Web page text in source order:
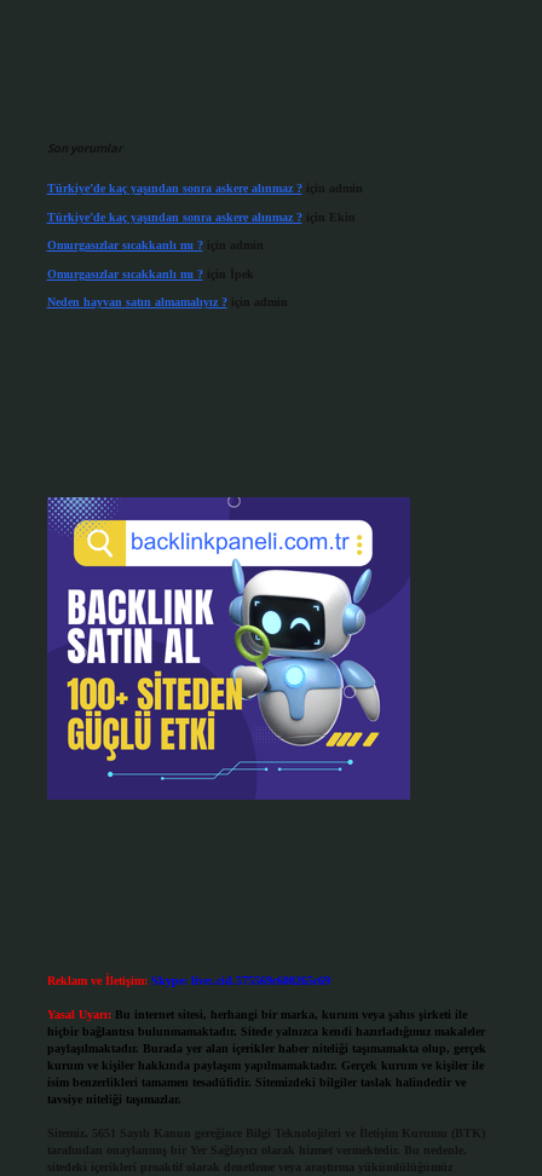
Son yorumlar
Türkiye’de kaç yaşından sonra askere alınmaz ?için admin
Türkiye’de kaç yaşından sonra askere alınmaz ?için Ekin
Omurgasızlar sıcakkanlı mı ?için admin
Omurgasızlar sıcakkanlı mı ?için İpek
Neden hayvan satın almamalıyız ?için admin
Reklam ve İletişim: Skype: live:.cid.575569c608265c69
Yasal Uyarı: Bu internet sitesi, herhangi bir marka, kurum veya şahıs şirketi ile
hiçbir bağlantısı bulunmamaktadır. Sitede yalnızca kendi hazırladığımız makaleler
paylaşılmaktadır. Burada yer alan içerikler haber niteliği taşımamakta olup, gerçek
kurum ve kişiler hakkında paylaşım yapılmamaktadır. Gerçek kurum ve kişiler ile
isim benzerlikleri tamamen tesadüfidir. Sitemizdeki bilgiler taslak halindedir ve
tavsiye niteliği taşımazlar.
Sitemiz, 5651 Sayılı Kanun gereğince Bilgi Teknolojileri ve İletişim Kurumu (BTK)
tarafından onaylanmış bir Yer Sağlayıcı olarak hizmet vermektedir. Bu nedenle,
sitedeki içerikleri proaktif olarak denetleme veya araştırma yükümlülüğümüz